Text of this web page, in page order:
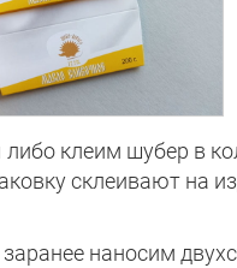
клеим шубер в
склеивают на
наносим